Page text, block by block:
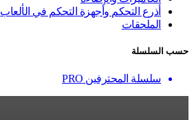
أذرع التحكم وأجهزة التحكم في الألعاب
الملحقات
حسب السلسلة
سلسلة المحترفين PRO